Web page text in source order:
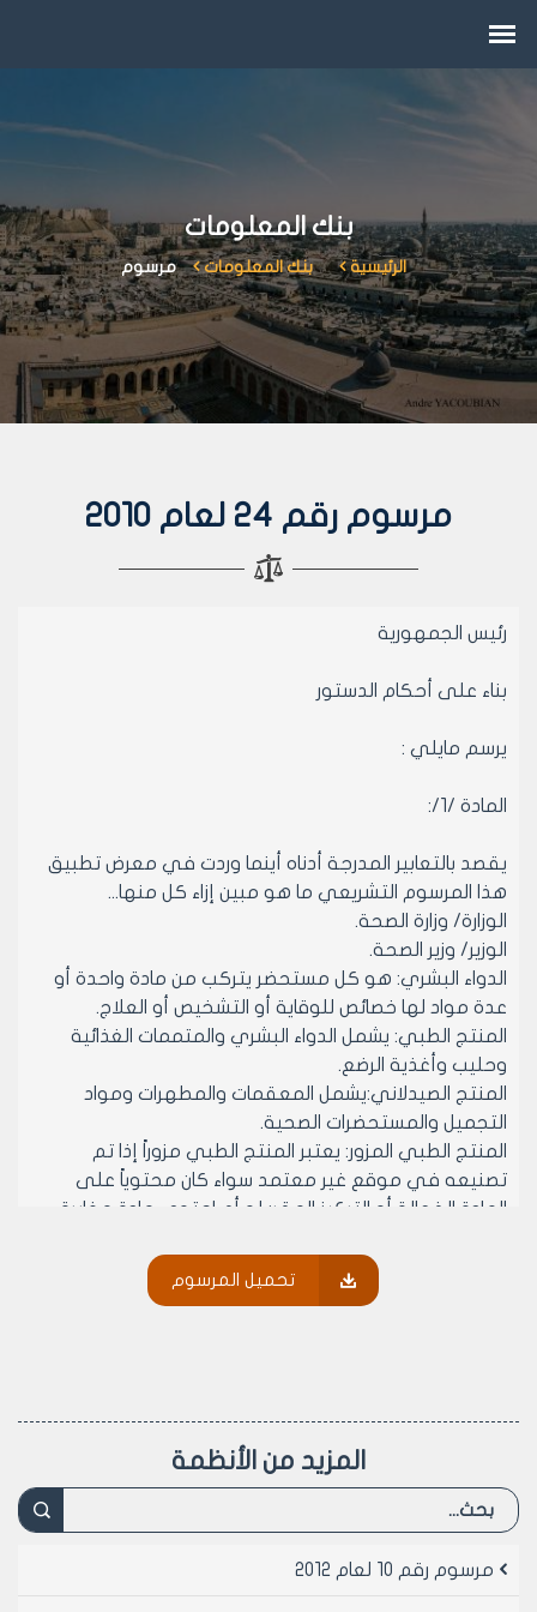
بنك المعلومات
الرئيسية بنك المعلومات مرسوم
مرسوم رقم 24 لعام 2010
رئيس الجمهورية‏
بناء على أحكام الدستور
يرسم مايلي :
المادة /1/:
يقصد بالتعابير المدرجة أدناه أينما وردت في معرض تطبيق
هذا المرسوم التشريعي ما هو مبين إزاء كل منها...
الوزارة/ وزارة الصحة.
الوزير/ وزير الصحة.
الدواء البشري: هو كل مستحضر يتركب من مادة واحدة أو
عدة مواد لها خصائص للوقاية أو التشخيص أو العلاج.
المنتج الطبي: يشمل الدواء البشري والمتممات الغذائية
وحليب وأغذية الرضع.
المنتج الصيدلاني:يشمل المعقمات والمطهرات ومواد
التجميل والمستحضرات الصحية.
المنتج الطبي المزور: يعتبر المنتج الطبي مزوراً إذا تم
تصنيعه في موقع غير معتمد سواء كان محتوياً على
المادة الفعالة أو التركيز المقرر له أم احتوى مادة مغايرة
أو تم استخدام اسم تجاري أو علامة فارقة أو أي معلومات
أخرى بغير حق أو بشكل مضلل أو تم تدوين اسم بلد الصنع
التي تدخل في التصنيع غير المشروع للمخدرات والمؤثرات
الإتجار: هو استيراد أو تصدير أو بيع إحدى مواد المنتج الطبي
المستودع: هو المكان المعد للإتجار ببعض أو جميع مواد
تحميل المرسوم
المزيد من الأنظمة
مرسوم رقم 10 لعام 2012